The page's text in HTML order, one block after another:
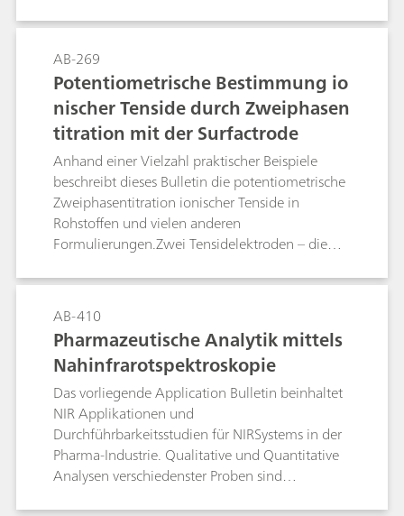
die Ionic Surfactant, die High Sense, die
Surfactrode Resistant, die Surfactrode Refill und
die NIO. Die Herstellung der jeweiligen
Titriermittel sowie deren Titerstellung werden
ausführlich beschrieben. Daneben enthält das
Bulletin eine tabellarische Zusammenstellung
von über 170 bewährten Applikationen aus
dem Bereich der Tensid- und Pharmaka-
Analytik. Dieser Leitfaden führt Sie sicher ans
Ziel: Mit einem Blick entnehmen Sie der Tabelle,
welche Tensidelektrode und welches
Titriermittel für Ihr Produkt optimal geeignet
sind.
AB-269
Potentiometrische Bestimmung io
nischer Tenside durch Zweiphasen
titration mit der Surfactrode
Anhand einer Vielzahl praktischer Beispiele
beschreibt dieses Bulletin die potentiometrische
Zweiphasentitration ionischer Tenside in
Rohstoffen und vielen anderen
Formulierungen.Zwei Tensidelektroden – die
erlauben es, diese Art der Tensidtitration in
Analogie zur klassischen "Epton-Titration" mit
hohem Automatisierungsgrad durchzuführen.
Die erzielten Ergebnisse korrelieren sehr gut mit
denen der Epton-Titration. Das toxische,
krebserregende und umweltgefährdende
Chloroform kann durch andere Lösungsmittel
wie Methylisobutylketon oder n-Hexan ersetzt
werden.
AB-410
Pharmazeutische Analytik mittels
Nahinfrarotspektroskopie
Das vorliegende Application Bulletin beinhaltet
NIR Applikationen und
Durchführbarkeitsstudien für NIRSystems in der
Pharma-Industrie. Qualitative und Quantitative
Analysen verschiedenster Proben sind